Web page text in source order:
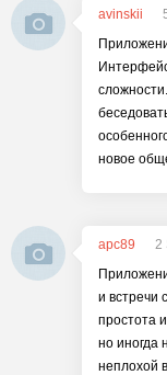
avinskii
новое
apc89
2
и встречи
простота
но иногда
неплохой